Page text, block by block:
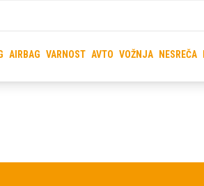
AIRBAG VARNOST AVTO VOŽNJA NESREČA